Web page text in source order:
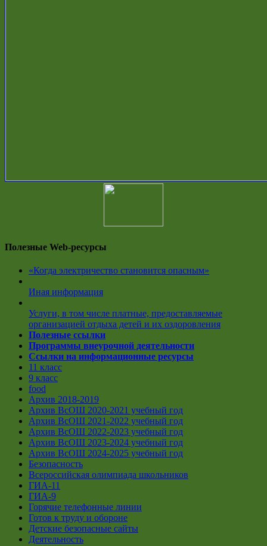
Полезные Web-ресурсы
«Когда электричество становится опасным»
Иная информация
Услуги, в том числе платные, предоставляемые
организацией отдыха детей и их оздоровления
Полезные ссылки
Программы внеурочной деятельности
Ссылки на информационные ресурсы
11 класс
9 класс
food
Архив 2018-2019
Архив ВсОШ 2020-2021 учебный год
Архив ВсОШ 2021-2022 учебный год
Архив ВсОШ 2022-2023 учебный год
Архив ВсОШ 2023-2024 учебный год
Архив ВсОШ 2024-2025 учебный год
Безопасность
Всероссийская олимпиада школьников
ГИА-11
ГИА-9
Горячие телефонные линии
Готов к труду и обороне
Детские безопасные сайты
Деятельность